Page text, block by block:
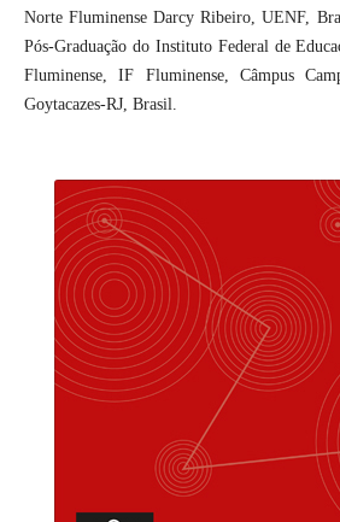
Norte Fluminense Darcy Ribeiro, UENF,
Pós-Graduação do Instituto Federal de
Fluminense, IF Fluminense, Câmpus
Goytacazes-RJ, Brasil.